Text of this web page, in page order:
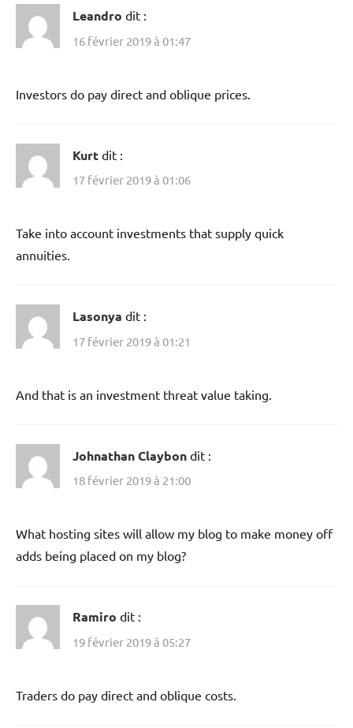
Leandro dit :
16 février 2019 à 01:47
Investors do pay direct and oblique prices.
Kurt dit :
17 février 2019 à 01:06
Take into account investments that supply quick
annuities.
Lasonya dit :
17 février 2019 à 01:21
And that is an investment threat value taking.
Johnathan Claybon dit :
18 février 2019 à 21:00
What hosting sites will allow my blog to make money off
adds being placed on my blog?
Ramiro dit :
19 février 2019 à 05:27
Traders do pay direct and oblique costs.